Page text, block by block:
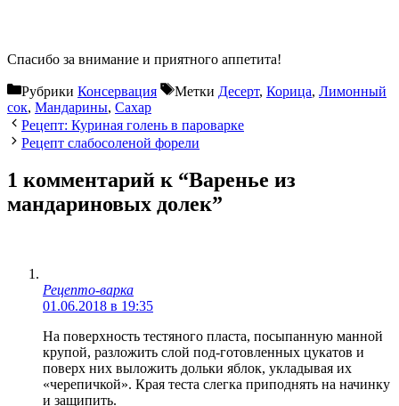
Спасибо за внимание и приятного аппетита!
Рубрики Консервация Метки Десерт, Корица, Лимонный
сок, Мандарины, Сахар
Рецепт: Куриная голень в пароварке
Рецепт слабосоленой форели
1 комментарий к “Варенье из
мандариновых долек”
Рецепто-варка
01.06.2018 в 19:35
На поверхность тестяного пласта, посыпанную манной
крупой, разложить слой под-готовленных цукатов и
поверх них выложить дольки яблок, укладывая их
«черепичкой». Края теста слегка приподнять на начинку
и защипить.